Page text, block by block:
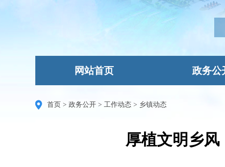
网站首页 政务公
首页 > 政务公开 > 工作动态 > 乡镇动态
厚植文明乡